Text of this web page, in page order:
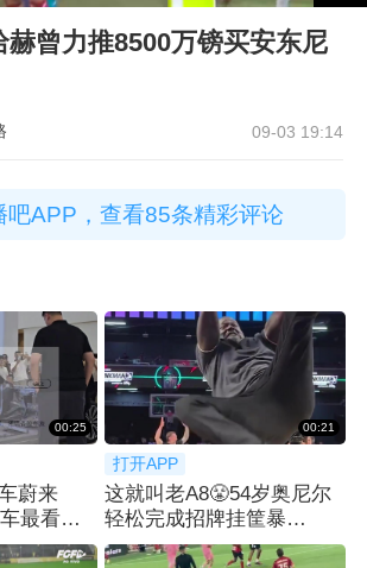
赫曾力推8500万镑买安东尼
09-03 19:14
吧APP，查看85条精彩评论
00:25
蔚来
最看重
00:21
打开APP
这就叫老A8😤54岁奥尼尔
轻松完成招牌挂筐暴
扣！！！